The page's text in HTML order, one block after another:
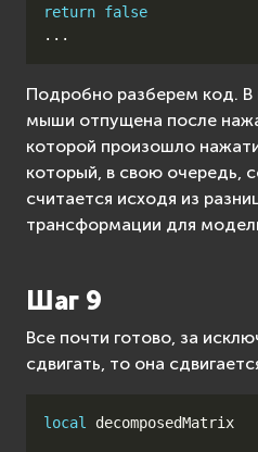
return false
...
Подробно разберем код.
мыши отпущена после
которой произошло
который, в свою очередь,
считается исходя из
трансформации для
Шаг 9
Все почти готово, за
сдвигать, то она
local decomposedMatrix